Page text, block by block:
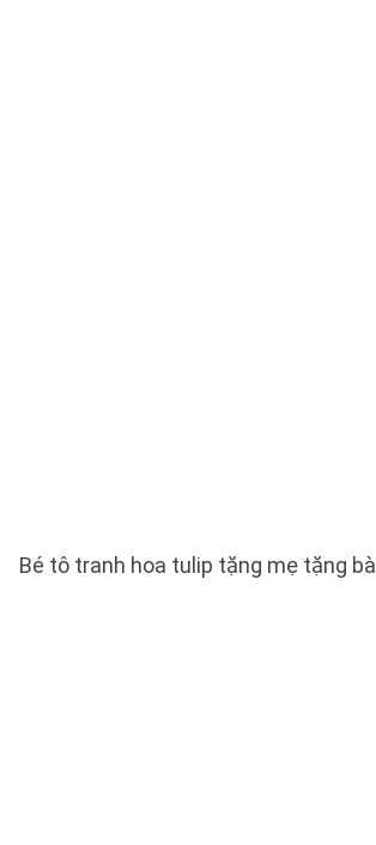
Bé tô tranh hoa tulip tặng mẹ tặng bà